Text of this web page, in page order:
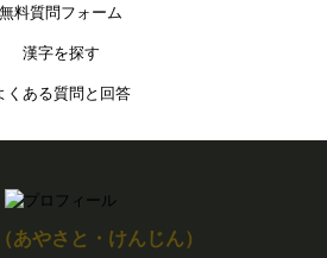
無料質問フォーム
漢字を探す
くある質問と回答
あやさと・けんじん）